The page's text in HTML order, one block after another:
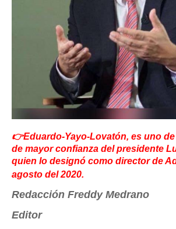
👉Eduardo-Yayo-Lovatón, es uno
de mayor confianza del presidente
quien lo designó como director de
agosto del 2020.
Redacción Freddy Medrano
Editor